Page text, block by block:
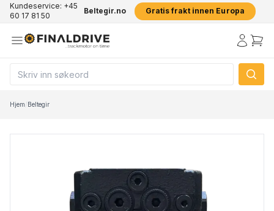
Kundeservice: +45
60 17 81 50
Beltegir.no Gratis frakt innen Europa
Hjem/Beltegir